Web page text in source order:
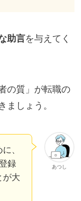
助言を与えてく
の質」が転職の
ましょう。
あつし
、
録
が大